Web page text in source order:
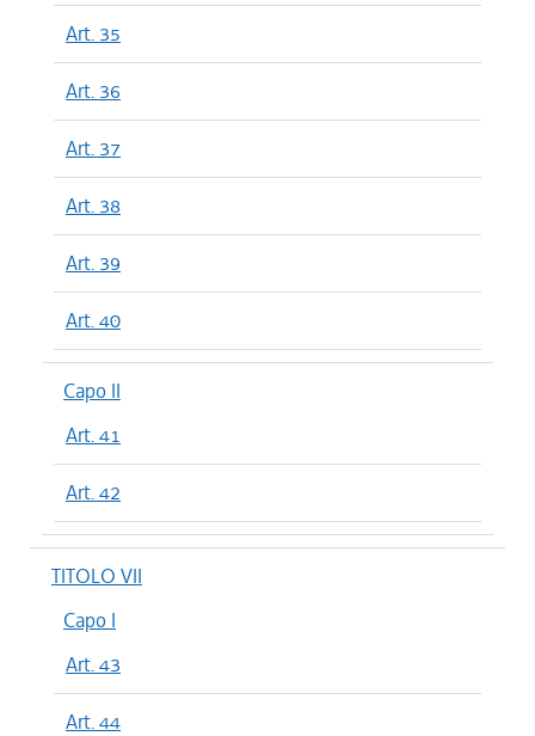
Art. 35
Art. 36
Art. 37
Art. 38
Art. 39
Art. 40
Capo II
Art. 41
Art. 42
TITOLO VII
Capo I
Art. 43
Art. 44